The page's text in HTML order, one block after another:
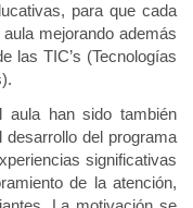
para que cada
mejorando además
las TIC’s (Tecnologías
aula han sido también
del programa
significativas
de la atención,